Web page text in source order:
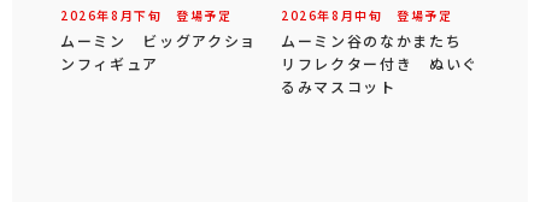
2026年8 月下旬 登場予定
ムーミン ビッグアクショ
ンフィギュア
2026年8 月中旬 登場予定
ムーミン谷のなかまたち
リフレクター付き ぬいぐ
るみマスコット